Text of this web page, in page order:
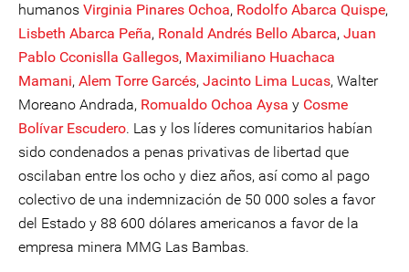
humanos Virginia Pinares Ochoa, Rodolfo Abarca Quispe,
Lisbeth Abarca Peña, Ronald Andrés Bello Abarca, Juan
Pablo Cconislla Gallegos, Maximiliano Huachaca
Mamani, Alem Torre Garcés, Jacinto Lima Lucas, Walter
Moreano Andrada, Romualdo Ochoa Aysa y Cosme
Bolívar Escudero. Las y los líderes comunitarios habían
sido condenados a penas privativas de libertad que
oscilaban entre los ocho y diez años, así como al pago
colectivo de una indemnización de 50 000 soles a favor
del Estado y 88 600 dólares americanos a favor de la
empresa minera MMG Las Bambas.